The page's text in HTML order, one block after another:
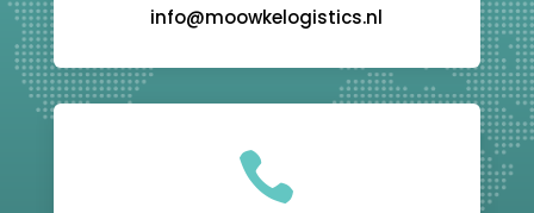
info@moowkelogistics.nl
